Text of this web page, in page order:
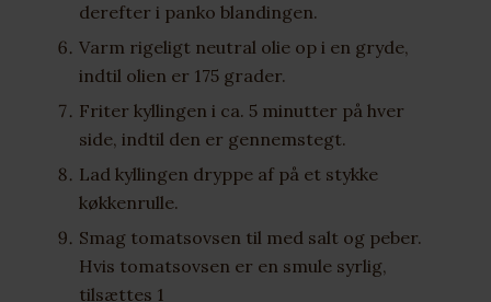
derefter i panko blandingen.
Varm rigeligt neutral olie op i en gryde,
indtil olien er 175 grader.
Friter kyllingen i ca. 5 minutter på hver
side, indtil den er gennemstegt.
Lad kyllingen dryppe af på et stykke
køkkenrulle.
Smag tomatsovsen til med salt og peber.
Hvis tomatsovsen er en smule syrlig,
tilsættes 1